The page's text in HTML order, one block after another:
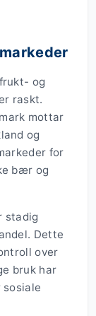
og
raskt.
mottar
og
for
bær og
stadig
Dette
over
bruk har